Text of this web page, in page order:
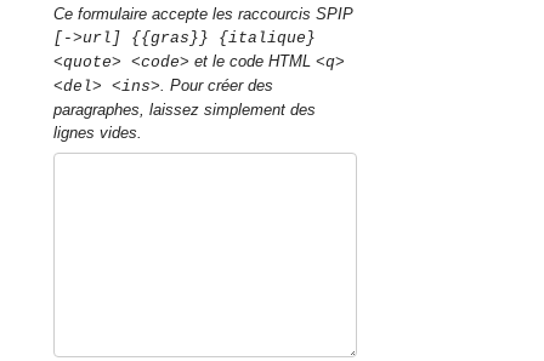
Ce formulaire accepte les raccourcis SPIP
[->url] {{gras}} {italique}
<quote> <code> et le code HTML<q>
<del> <ins>. Pour créer des
paragraphes, laissez simplement des
lignes vides.